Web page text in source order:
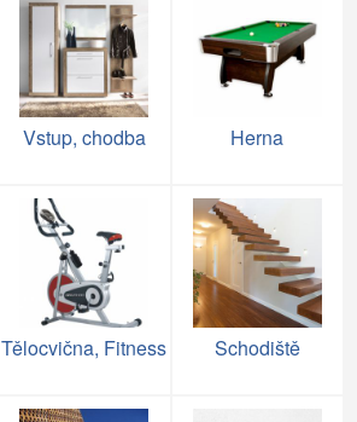
Vstup, chodba Herna
Tělocvična, Fitness Schodiště